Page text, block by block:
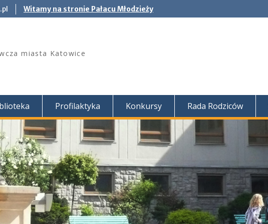
Witamy na stronie Pałacu Młodzieży
miasta Katowice
Profilaktyka Konkursy Rada Rodziców